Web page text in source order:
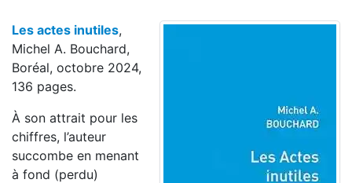
Les actes inutiles,
Michel A. Bouchard,
Boréal, octobre 2024,
136 pages.
À son attrait pour les
chiffres, l’auteur
succombe en menant
à fond (perdu)